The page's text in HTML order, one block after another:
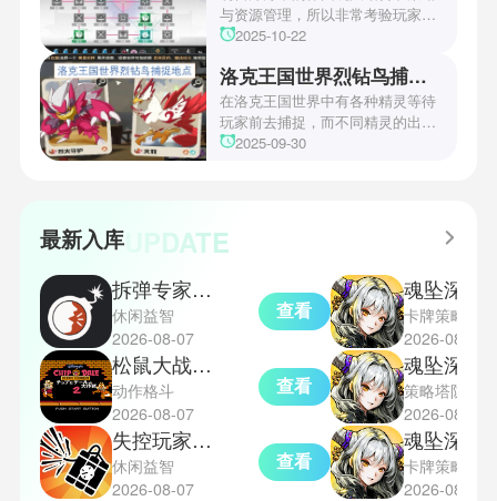
家们快来一起看看吧！
与资源管理，所以非常考验玩家的
操作和规划能力。游戏里拥有先
丰富多样的角色体系足以满足不同
战术需求。电表倒转是界园中的核
心挑战之一，玩家需合理利用通宝
和特殊钱币进行资源转换。明日方
乐趣和探索深度，丰富了玩家的游
2025-10-22
洛克王国世界烈钻鸟捕捉地点
在洛克王国世界中有各种精灵等待
玩家前去捕捉，而不同精灵的出现
地点和捕捉方式也各不相同。有少
2025-09-30
最新入库UPDATE
拆弹专家双人版
休闲益智
2026-08-07
查看
松鼠大战2完整版
动作格斗
2026-08-07
查看
失控玩家模拟器安卓版
休闲益智
2026-08-07
查看
卡牌策略
2026-08-07
策略塔防
2026-08-07
卡牌策略
2026-08-07